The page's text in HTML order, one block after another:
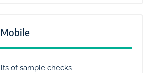
of sample checks